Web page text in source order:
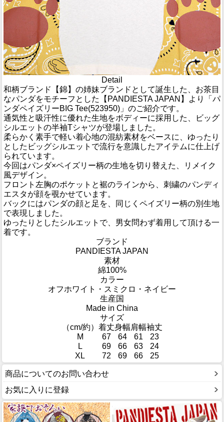
Detail
和柄ブランド【錦】の姉妹ブランドとして誕生した、お茶目
なパンダをモチーフとした【PANDIESTA JAPAN】より「パ
ンダペイズリーBIG Tee(523950)」のご紹介です。
通気性と吸汗性に優れた生地をボディーに採用した、ビッグ
シルエットの半袖Tシャツが登場しました。
柔らかく素手で軽い着心地の混紡素材をベースに、ゆったり
としたビッグシルエットで流行を意識したアイテムに仕上げ
られています。
今回はパンダ×ペイズリー柄の生地を切り替えた、リメイク
風デザイン。
フロント左胸のポケットと裾のラインから、刺繍のパンディ
エスタが顔を覗かせています。
バックにはパンダの顔と足を、同じくペイズリー柄の別生地
で表現しました。
ゆったりとしたシルエットで、男女問わず着用して頂ける一
着です。
ブランド
PANDIESTA JAPAN
素材
綿100%
カラー
オフホワイト・スミクロ・ネイビー
生産国
Made in China
サイズ
（cm/約） 着丈身幅肩幅袖丈
M
67 64 61
23
L
69 66 63
24
XL
72 69 66 25
商品についてのお問い合わせ
お気に入りに登録